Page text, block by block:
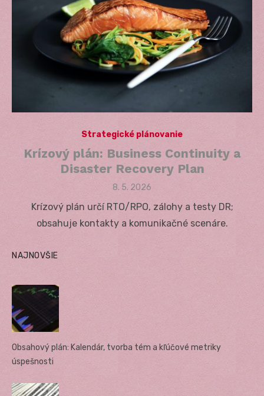
Strategické plánovanie
Krízový plán: Business Continuity a
Disaster Recovery Plan
Posted
8. 5. 2026
Krízový plán určí RTO/RPO, zálohy a testy DR;
obsahuje kontakty a komunikačné scenáre.
NAJNOVŠIE
Obsahový plán: Kalendár, tvorba tém a kľúčové metriky
úspešnosti